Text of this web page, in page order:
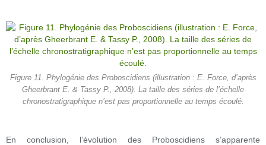
Figure 11. Phylogénie des Proboscidiens (illustration : E. Force, d’après
Gheerbrant E. & Tassy P., 2008). La taille des séries de l’échelle
chronostratigraphique n’est pas proportionnelle au temps écoulé.
En conclusion, l’évolution des Proboscidiens s’apparente